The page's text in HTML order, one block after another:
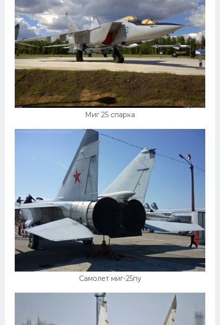
Миг 25 спарка
Самолет миг-25пу